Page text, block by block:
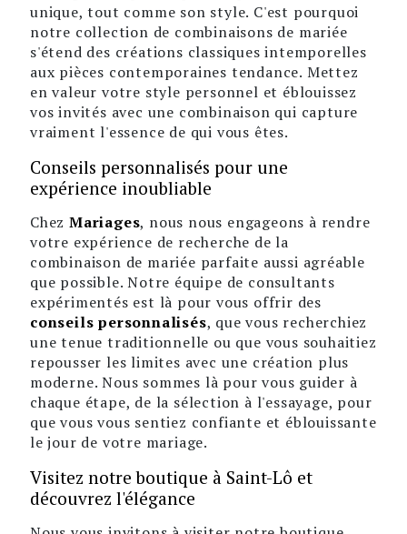
unique, tout comme son style. C'est pourquoi
notre collection de combinaisons de mariée
s'étend des créations classiques intemporelles
aux pièces contemporaines tendance. Mettez
en valeur votre style personnel et éblouissez
vos invités avec une combinaison qui capture
vraiment l'essence de qui vous êtes.
Conseils personnalisés pour une
expérience inoubliable
Chez Mariages, nous nous engageons à rendre
votre expérience de recherche de la
combinaison de mariée parfaite aussi agréable
que possible. Notre équipe de consultants
expérimentés est là pour vous offrir des
conseils personnalisés, que vous recherchiez
une tenue traditionnelle ou que vous souhaitiez
repousser les limites avec une création plus
moderne. Nous sommes là pour vous guider à
chaque étape, de la sélection à l'essayage, pour
que vous vous sentiez confiante et éblouissante
le jour de votre mariage.
Visitez notre boutique à Saint-Lô et
découvrez l'élégance